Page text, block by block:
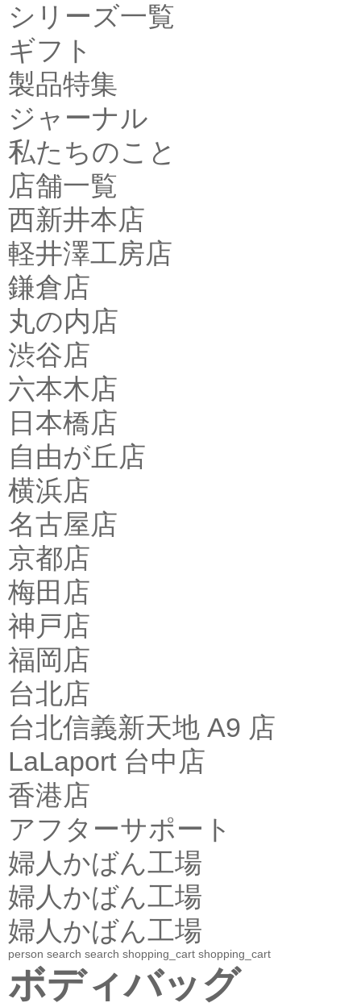
シリーズ一覧
ギフト
製品特集
ジャーナル
私たちのこと
店舗一覧
西新井本店
軽井澤工房店
鎌倉店
丸の内店
渋谷店
六本木店
日本橋店
自由が丘店
横浜店
名古屋店
京都店
梅田店
神戸店
福岡店
台北店
台北信義新天地 A9 店
LaLaport 台中店
香港店
アフターサポート
婦人かばん工場
婦人かばん工場
婦人かばん工場
person search search shopping_cart shopping_cart
ボディバッグ